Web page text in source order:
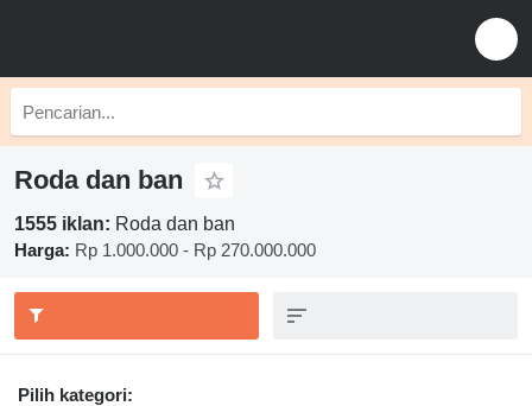
Roda dan ban
1555 iklan: Roda dan ban
Harga: Rp 1.000.000 - Rp 270.000.000
Pilih kategori: